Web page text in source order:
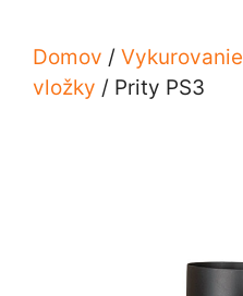
Domov / Vykurovanie
vložky / Prity PS3